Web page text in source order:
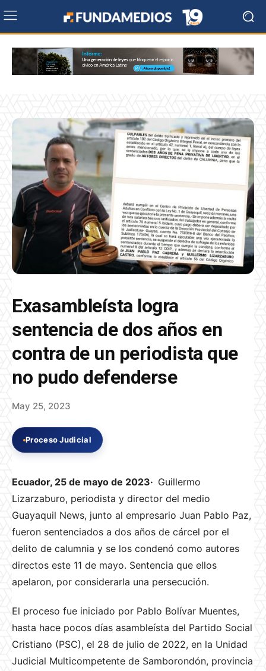
Exasambleísta logra
sentencia de dos años en
contra de un periodista que
no pudo defenderse
May 25, 2023
Proceso Judicial
Ecuador, 25 de mayo de 2023· Guillermo
Lizarzaburo, periodista y director del medio
Guayaquil News, junto al empresario Juan Pablo Paz,
fueron sentenciados a dos años de cárcel por el
delito de calumnia y se los condenó como autores
directos este 11 de mayo. Sentencia que ellos
apelaron, por considerarla una persecución.
El proceso fue iniciado por Pablo Bolívar Muentes,
hasta hace pocos días asambleísta del Partido Social
Cristiano (PSC), el 28 de julio de 2022, en la Unidad
Judicial Multicompetente de Samborondón, provincia